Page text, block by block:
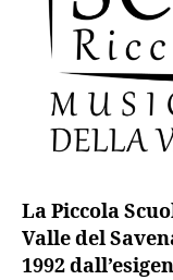
La Piccola
Valle del
1992